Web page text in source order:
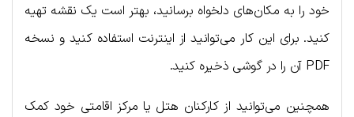
خود را به مکان‌های دلخواه برسانید، بهتر است یک نقشه تهیه
کنید. برای این کار می‌توانید از اینترنت استفاده کنید و نسخه
PDF آن را در گوشی ذخیره کنید.
همچنین می‌توانید از کارکنان هتل یا مرکز اقامتی خود کمک